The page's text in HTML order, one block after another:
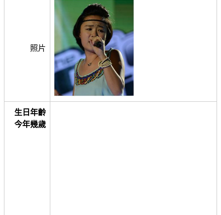
照片
生日年齡
今年幾歲